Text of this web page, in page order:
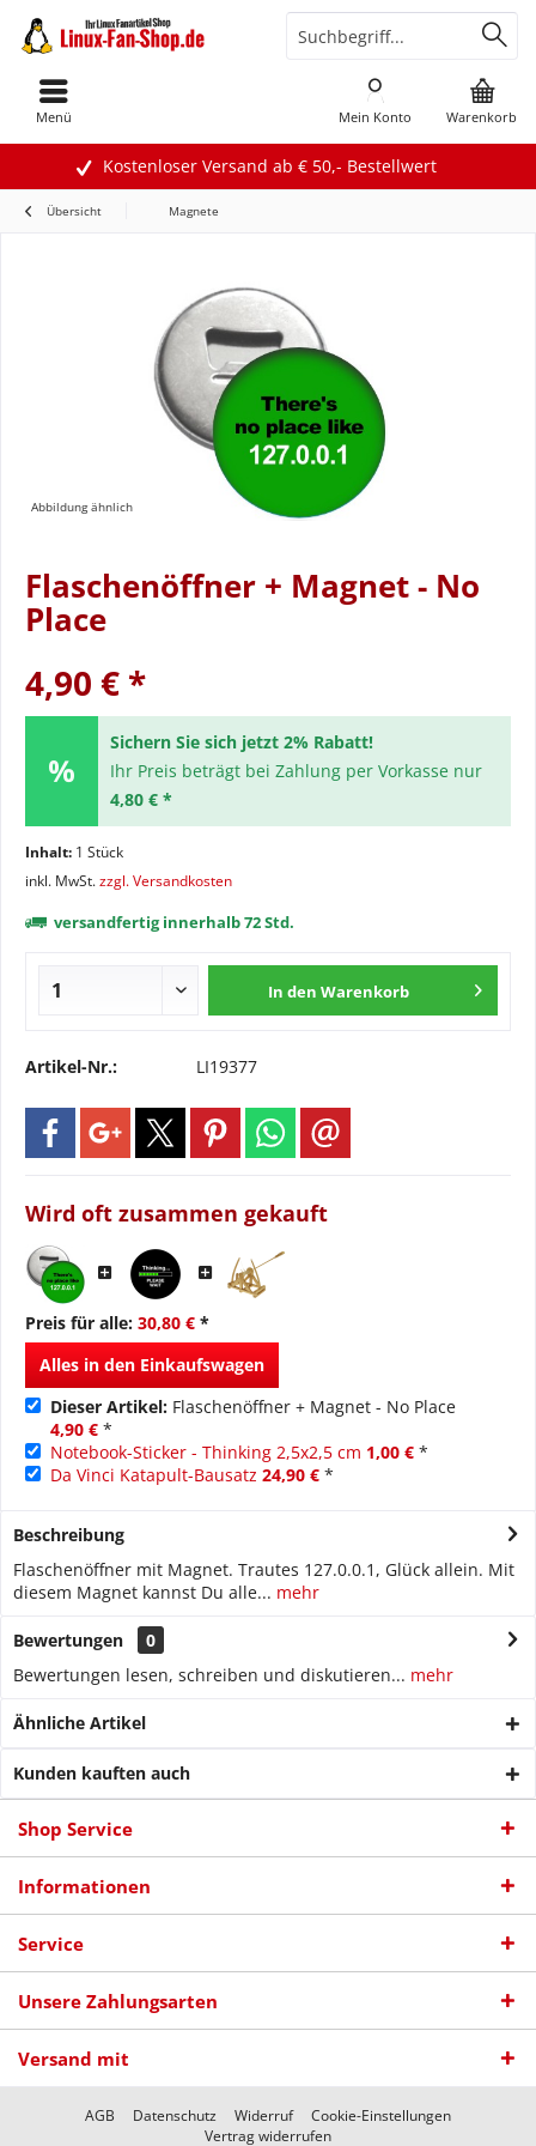
Kostenloser Versand ab € 50,- Bestellwert
Warenkorb
Mein Konto
Menü
Übersicht Magnete
Abbildung ähnlich
Flaschenöffner + Magnet - No
Place
4,90 € *
Sichern Sie sich jetzt 2% Rabatt!
Ihr Preis beträgt bei Zahlung per Vorkasse nur
4,80 € *
Inhalt: 1 Stück
inkl. MwSt.zzgl. Versandkosten
versandfertig innerhalb 72 Std.
In den Warenkorb
Artikel-Nr.: LI19377
Wird oft zusammen gekauft
Preis für alle: 30,80 € *
Alles in den Einkaufswagen
Dieser Artikel: Flaschenöffner + Magnet - No Place
4,90 € *
Notebook-Sticker - Thinking 2,5x2,5 cm 1,00 € *
Da Vinci Katapult-Bausatz 24,90 € *
Beschreibung
Flaschenöffner mit Magnet. Trautes 127.0.0.1, Glück allein. Mit
diesem Magnet kannst Du alle... mehr
Bewertungen
0
Bewertungen lesen, schreiben und diskutieren... mehr
Ähnliche Artikel
Kunden kauften auch
Shop Service
Informationen
Service
Unsere Zahlungsarten
Versand mit
AGB Datenschutz Widerruf
Cookie-Einstellungen
Vertrag widerrufen